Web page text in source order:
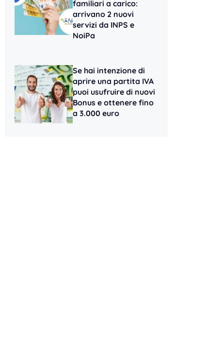
familiari a carico:
arrivano 2 nuovi
servizi da INPS e
NoiPa
Se hai intenzione di
aprire una partita IVA
puoi usufruire di nuovi
Bonus e ottenere fino
a 3.000 euro